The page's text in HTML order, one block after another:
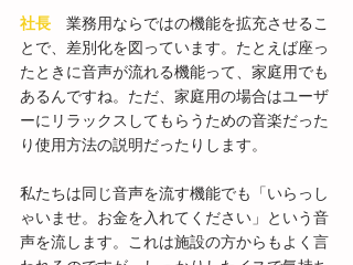
社長 業務用ならではの機能を拡充させるこ
とで、差別化を図っています。たとえば座っ
たときに音声が流れる機能って、家庭用でも
あるんですね。ただ、家庭用の場合はユーザ
ーにリラックスしてもらうための音楽だった
り使用方法の説明だったりします。
私たちは同じ音声を流す機能でも「いらっし
ゃいませ。お金を入れてください」という音
声を流します。これは施設の方からもよく言